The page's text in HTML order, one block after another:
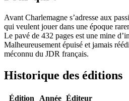
Avant Charlemagne s’adresse aux
qui veulent jouer dans une époque
Le pavé de 432 pages est une mine
Malheureusement épuisé et jamais
méconnu du JDR français.
Historique des éditions
Édition Année Éditeur